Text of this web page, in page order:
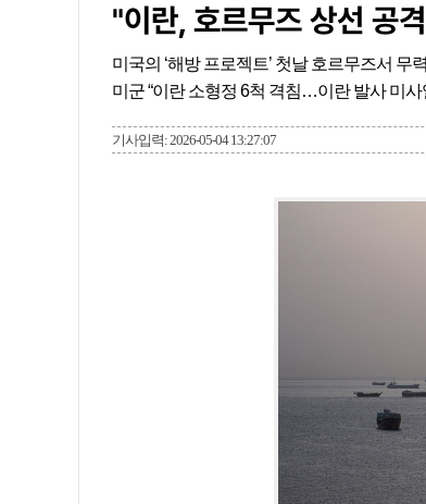
"이란, 호르무즈 상선 공
미국의 ‘해방 프로젝트’ 첫날 호르무즈서
미군 “이란 소형정 6척 격침…이란 발사 미사
기사입력: 2026-05-04 13:27:07